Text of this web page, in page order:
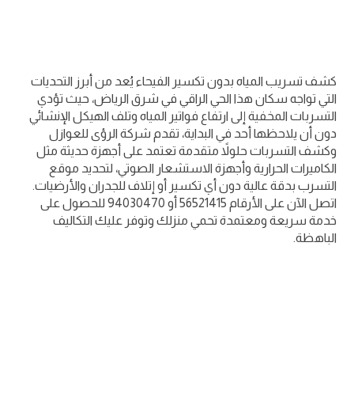
كشف تسريب المياه بدون تكسير الفيحاء يُعد من أبرز التحديات
التي تواجه سكان هذا الحي الراقي في شرق الرياض، حيث تؤدي
التسربات المخفية إلى ارتفاع فواتير المياه وتلف الهيكل الإنشائي
دون أن يلاحظها أحد في البداية، تقدم شركة الرؤى للعوازل
وكشف التسربات حلولاً متقدمة تعتمد على أجهزة حديثة مثل
الكاميرات الحرارية وأجهزة الاستشعار الصوتي، لتحديد موقع
التسرب بدقة عالية دون أي تكسير أو إتلاف للجدران والأرضيات.
اتصل الآن على الأرقام 56521415 أو 94030470 للحصول على
خدمة سريعة ومعتمدة تحمي منزلك وتوفر عليك التكاليف
الباهظة.